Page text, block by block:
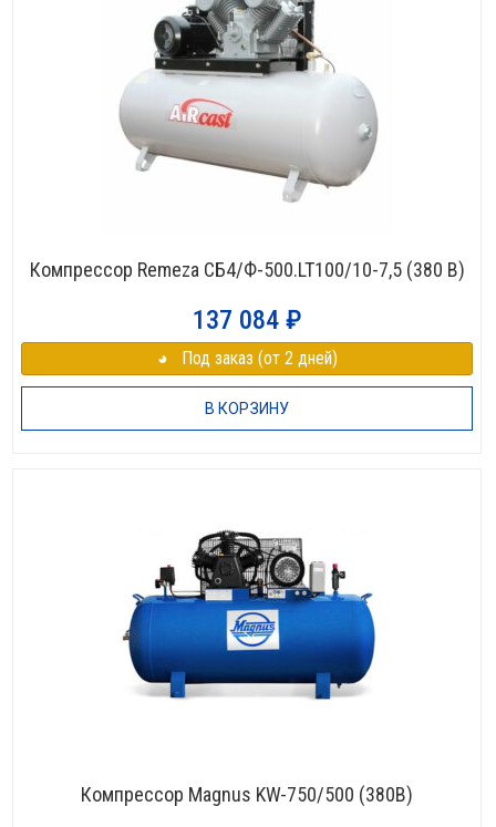
Компрессор Remeza СБ4/Ф-500.LT100/10-7,5 (380 В)
137 084 ₽
◕⠀Под заказ (от 2 дней)
В КОРЗИНУ
Компрессор Magnus KW-750/500 (380В)